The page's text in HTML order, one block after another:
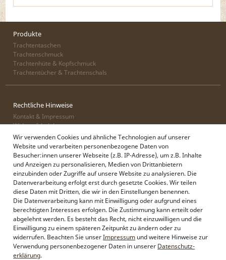
Produkte
Trachtentaschen
Trachtenschmuck
Trachtenhüte & Kopfschmuck
Trachtentücher & Trachtenschals
Rechtliche Hinweise
Kontakt & Impressum
Widerrufsbelehrung
Zahlung & Lieferung
Datenschutz
AGB
Alpenflüstern
Philosophie
Händlerbereich
Firmenkunden
Sonderanfertigungen
Pressebereich
Kontakt & Impressum
Wir verwenden Cookies und ähnliche Technologien auf unserer
Website und verarbeiten personenbezogene Daten von
Besucher:innen unserer Webseite (z.B. IP-Adresse), um z.B. Inhalte
und Anzeigen zu personalisieren, Medien von Drittanbietern
einzubinden oder Zugriffe auf unsere Website zu analysieren. Die
Datenverarbeitung erfolgt erst durch gesetzte Cookies. Wir teilen
diese Daten mit Dritten, die wir in den Einstellungen benennen.
Die Datenverarbeitung kann mit Einwilligung oder aufgrund eines
berechtigten Interesses erfolgen. Die Zustimmung kann erteilt oder
abgelehnt werden. Es besteht das Recht, nicht einzuwilligen und die
Einwilligung zu einem späteren Zeitpunkt zu ändern oder zu
widerrufen. Beachten Sie unserImpressum und weitere Hinweise zur
Verwendung personenbezogener Daten in unserer Daten­schutz­
erklärung.